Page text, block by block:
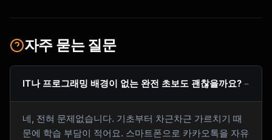
자주 묻는 질문
IT나 프로그래밍 배경이 없는 완전 초보도 괜찮을까요?
네, 전혀 문제없습니다. 기초부터 차근차근 가르치기 때
문에 학습 부담이 적어요. 스마트폰으로 카카오톡을 자유